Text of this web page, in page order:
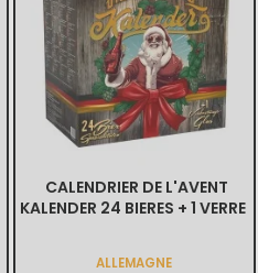
CALENDRIER DE L'AVENT
KALENDER 24 BIERES + 1 VERRE
ALLEMAGNE